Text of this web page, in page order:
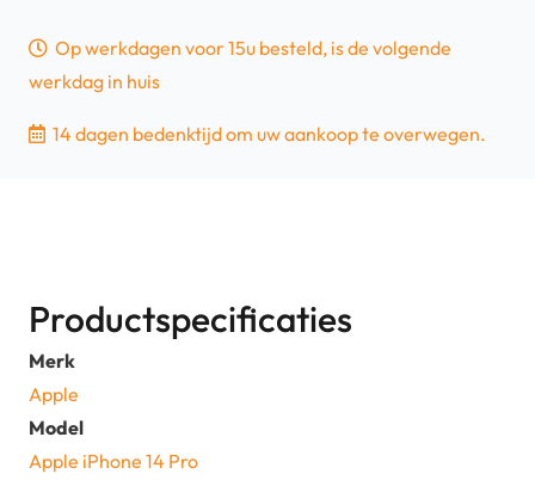
Op werkdagen voor 15u besteld, is de volgende
werkdag in huis
14 dagen bedenktijd om uw aankoop te overwegen.
Productspecificaties
Merk
Apple
Model
Apple iPhone 14 Pro